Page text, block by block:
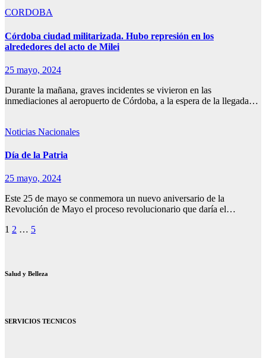
CORDOBA
Córdoba ciudad militarizada. Hubo represión en los
alrededores del acto de Milei
25 mayo, 2024
Durante la mañana, graves incidentes se vivieron en las
inmediaciones al aeropuerto de Córdoba, a la espera de la llegada…
Noticias Nacionales
Día de la Patria
25 mayo, 2024
Este 25 de mayo se conmemora un nuevo aniversario de la
Revolución de Mayo el proceso revolucionario que daría el…
Paginación
1 2 … 5
Salud y Belleza
SERVICIOS TECNICOS